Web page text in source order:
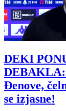
DEKI
DEBAKLA:
Đenove,
se izjasne!